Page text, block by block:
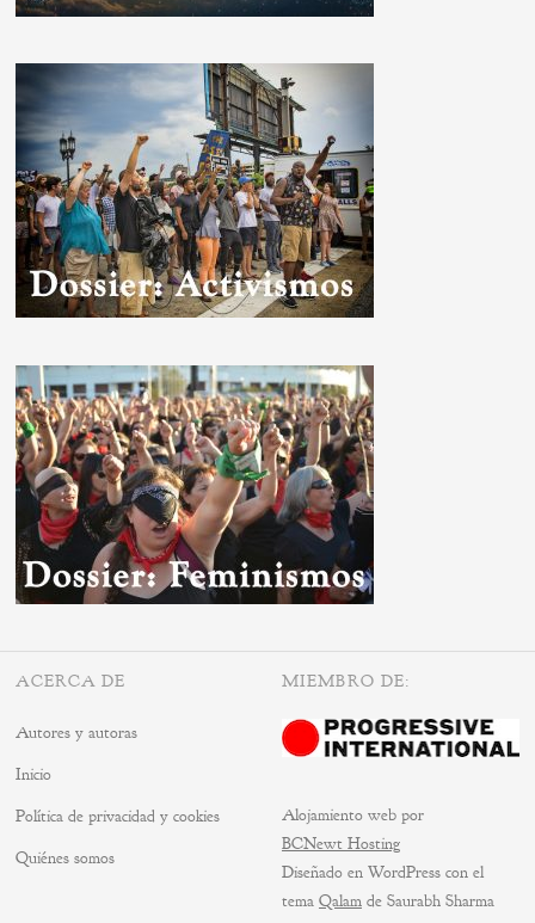
ACERCA DE
Autores y autoras
Inicio
Política de privacidad y cookies
Quiénes somos
MIEMBRO DE:
Alojamiento web por
BCNewt Hosting
Diseñado en WordPress con el
tema Qalamde Saurabh Sharma